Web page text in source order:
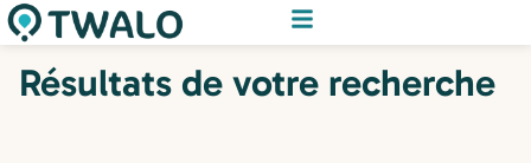
Résultats de votre recherche